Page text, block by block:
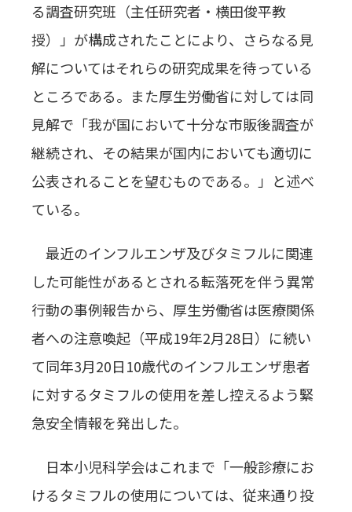
る調査研究班（主任研究者・横田俊平教
授）」が構成されたことにより、さらなる見
解についてはそれらの研究成果を待っている
ところである。また厚生労働省に対しては同
見解で「我が国において十分な市販後調査が
継続され、その結果が国内においても適切に
公表されることを望むものである。」と述べ
ている。
最近のインフルエンザ及びタミフルに関連
した可能性があるとされる転落死を伴う異常
行動の事例報告から、厚生労働省は医療関係
者への注意喚起（平成19年2月28日）に続い
て同年3月20日10歳代のインフルエンザ患者
に対するタミフルの使用を差し控えるよう緊
急安全情報を発出した。
日本小児科学会はこれまで「一般診療にお
けるタミフルの使用については、従来通り投